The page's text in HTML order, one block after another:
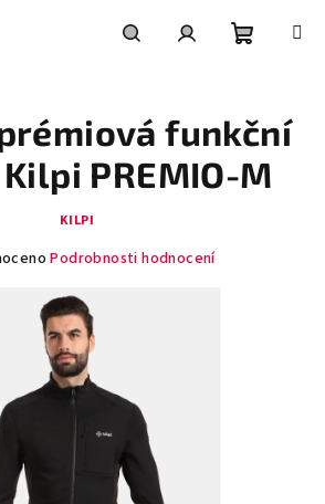
košík
funkční
PREMIO-M
KILPI
Podrobnosti hodnocení